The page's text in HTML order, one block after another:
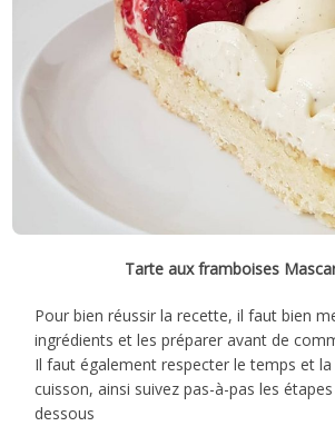
Tarte aux framboises
Pour bien réussir la recette, il faut bien
ingrédients et les préparer avant de
Il faut également respecter le temps et
cuisson, ainsi suivez pas-à-pas les
dessous